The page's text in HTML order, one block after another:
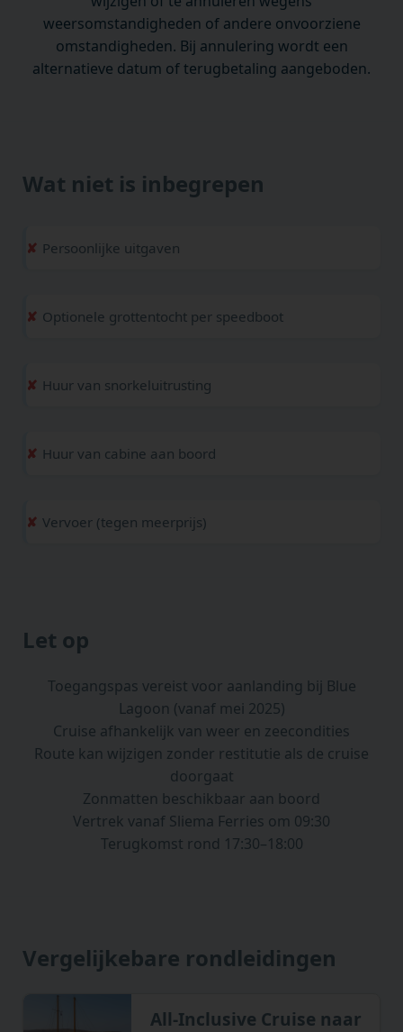
weersomstandigheden of andere onvoorziene
omstandigheden. Bij annulering wordt een
alternatieve datum of terugbetaling aangeboden.
Wat niet is inbegrepen
Persoonlijke uitgaven
Optionele grottentocht per speedboot
Huur van snorkeluitrusting
Huur van cabine aan boord
Vervoer (tegen meerprijs)
Let op
Toegangspas vereist voor aanlanding bij Blue
Lagoon (vanaf mei 2025)
Cruise afhankelijk van weer en zeecondities
Route kan wijzigen zonder restitutie als de cruise
doorgaat
Zonmatten beschikbaar aan boord
Vertrek vanaf Sliema Ferries om 09:30
Terugkomst rond 17:30–18:00
Vergelijkebare rondleidingen
All-Inclusive Cruise naar